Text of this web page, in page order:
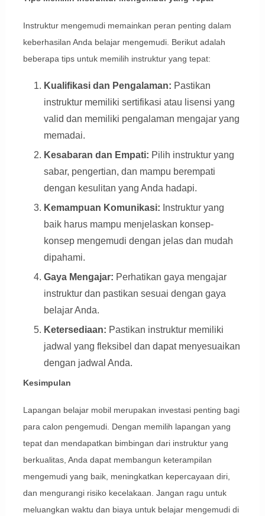
Instruktur mengemudi memainkan peran penting dalam
keberhasilan Anda belajar mengemudi. Berikut adalah
beberapa tips untuk memilih instruktur yang tepat:
Kualifikasi dan Pengalaman: Pastikan
instruktur memiliki sertifikasi atau lisensi yang
valid dan memiliki pengalaman mengajar yang
memadai.
Kesabaran dan Empati: Pilih instruktur yang
sabar, pengertian, dan mampu berempati
dengan kesulitan yang Anda hadapi.
Kemampuan Komunikasi: Instruktur yang
baik harus mampu menjelaskan konsep-
konsep mengemudi dengan jelas dan mudah
dipahami.
Gaya Mengajar: Perhatikan gaya mengajar
instruktur dan pastikan sesuai dengan gaya
belajar Anda.
Ketersediaan: Pastikan instruktur memiliki
jadwal yang fleksibel dan dapat menyesuaikan
dengan jadwal Anda.
Kesimpulan
Lapangan belajar mobil merupakan investasi penting bagi
para calon pengemudi. Dengan memilih lapangan yang
tepat dan mendapatkan bimbingan dari instruktur yang
berkualitas, Anda dapat membangun keterampilan
mengemudi yang baik, meningkatkan kepercayaan diri,
dan mengurangi risiko kecelakaan. Jangan ragu untuk
meluangkan waktu dan biaya untuk belajar mengemudi di